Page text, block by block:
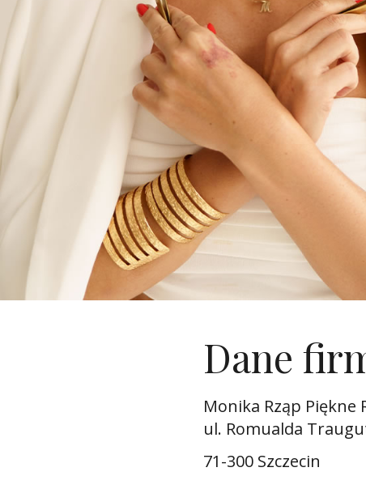
Dane
Monika Rząp Piękne
ul. Romualda
71-300 Szczecin